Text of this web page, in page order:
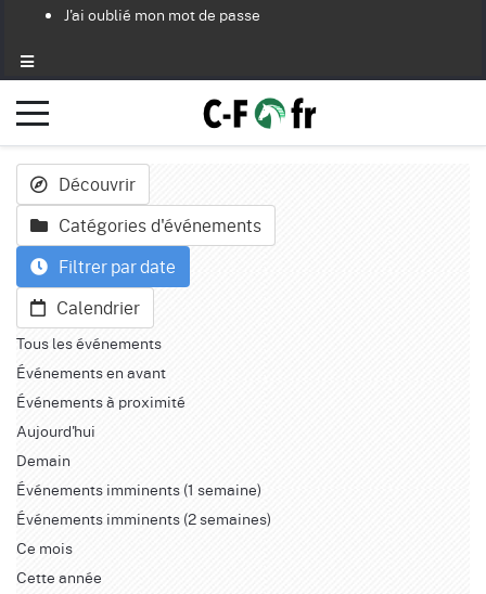
J'ai oublié mon mot de passe
Découvrir
Catégories d'événements
Filtrer par date
Calendrier
Tous les événements
Événements en avant
Événements à proximité
Aujourd'hui
Demain
Événements imminents (1 semaine)
Événements imminents (2 semaines)
Ce mois
Cette année